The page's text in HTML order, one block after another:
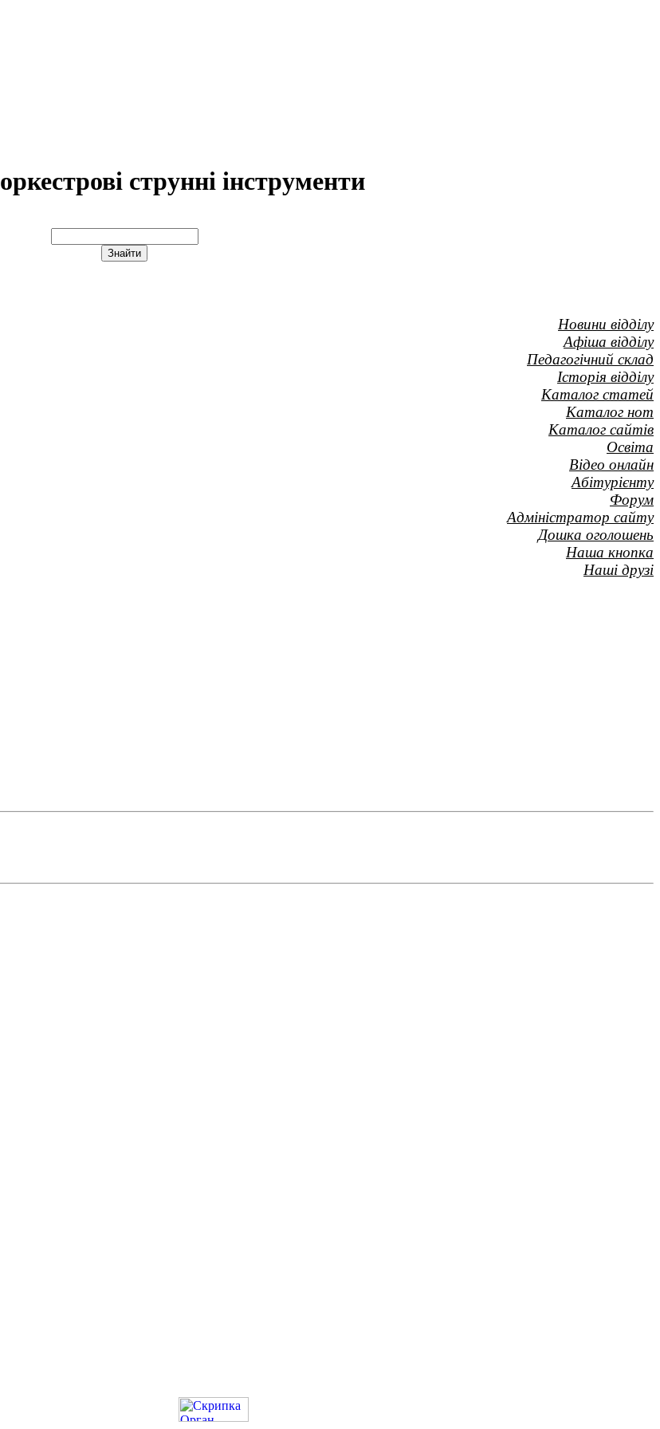
оркестрові струнні інструменти
Новини відділу
Афіша відділу
Педагогічний склад
Історія відділу
Каталог статей
Каталог нот
Каталог сайтів
Освіта
Відео онлайн
Абітурієнту
Форум
Адміністратор сайту
Дошка оголошень
Наша кнопка
Наші друзі